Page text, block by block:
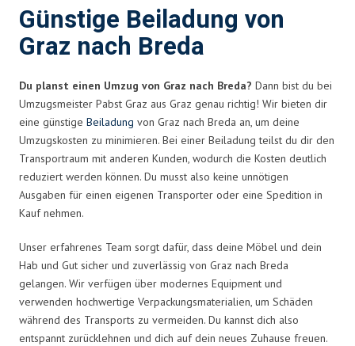
Günstige Beiladung von
Graz nach Breda
Du planst einen Umzug von Graz nach Breda? Dann bist du bei
Umzugsmeister Pabst Graz aus Graz genau richtig! Wir bieten dir
eine günstige Beiladung von Graz nach Breda an, um deine
Umzugskosten zu minimieren. Bei einer Beiladung teilst du dir den
Transportraum mit anderen Kunden, wodurch die Kosten deutlich
reduziert werden können. Du musst also keine unnötigen
Ausgaben für einen eigenen Transporter oder eine Spedition in
Kauf nehmen.
Unser erfahrenes Team sorgt dafür, dass deine Möbel und dein
Hab und Gut sicher und zuverlässig von Graz nach Breda
gelangen. Wir verfügen über modernes Equipment und
verwenden hochwertige Verpackungsmaterialien, um Schäden
während des Transports zu vermeiden. Du kannst dich also
entspannt zurücklehnen und dich auf dein neues Zuhause freuen.